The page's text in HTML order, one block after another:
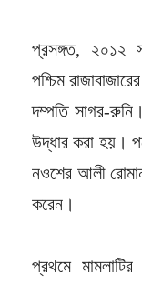
প্রসঙ্গত, ২০১২
পশ্চিম
দম্পতি সাগর-
উদ্ধার করা হয়।
নওশের আলী রোমান
করেন।
প্রথমে